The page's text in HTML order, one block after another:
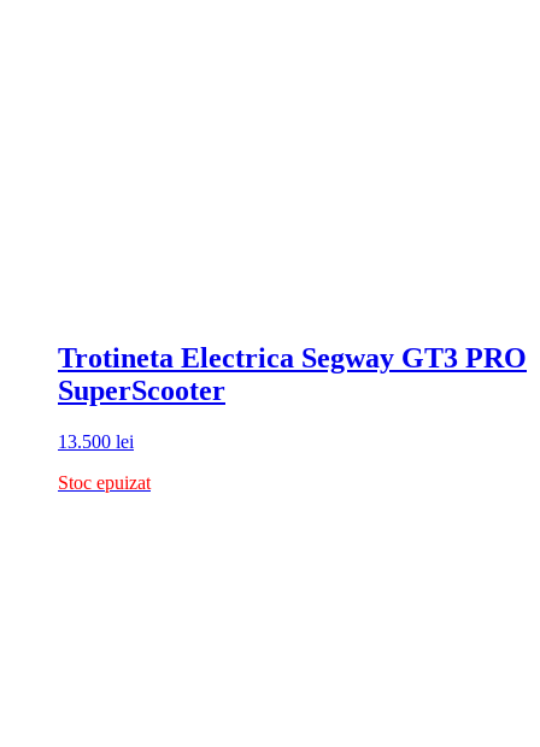
Trotineta Electrica Segway GT3 PRO
SuperScooter
13.500 lei
Stoc epuizat